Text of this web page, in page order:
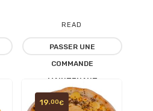
READ
MORE
PASSER UNE
COMMANDE
MAINTENANT
19 ,00€